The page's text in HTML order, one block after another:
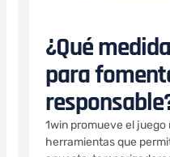
¿Qué
para
1win promueve el
herramientas que